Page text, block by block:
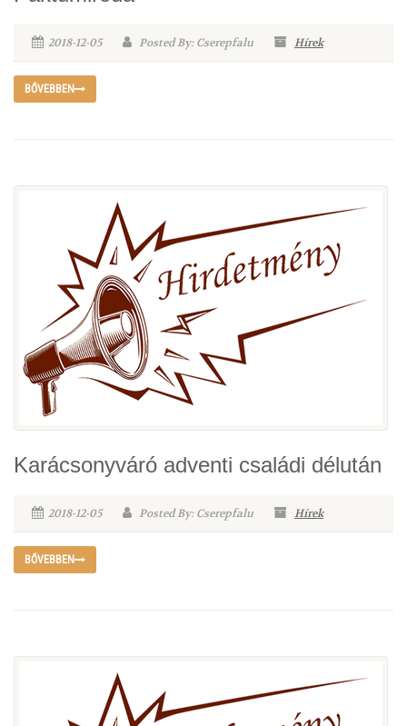
2018-12-05 Posted By: Cserepfalu Hírek
BŐVEBBEN
Karácsonyváró adventi családi délután
2018-12-05 Posted By: Cserepfalu Hírek
BŐVEBBEN